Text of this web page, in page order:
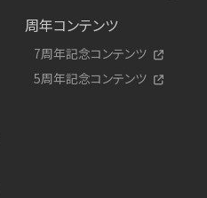
周年コンテンツ
7周年記念コンテンツ
5周年記念コンテンツ